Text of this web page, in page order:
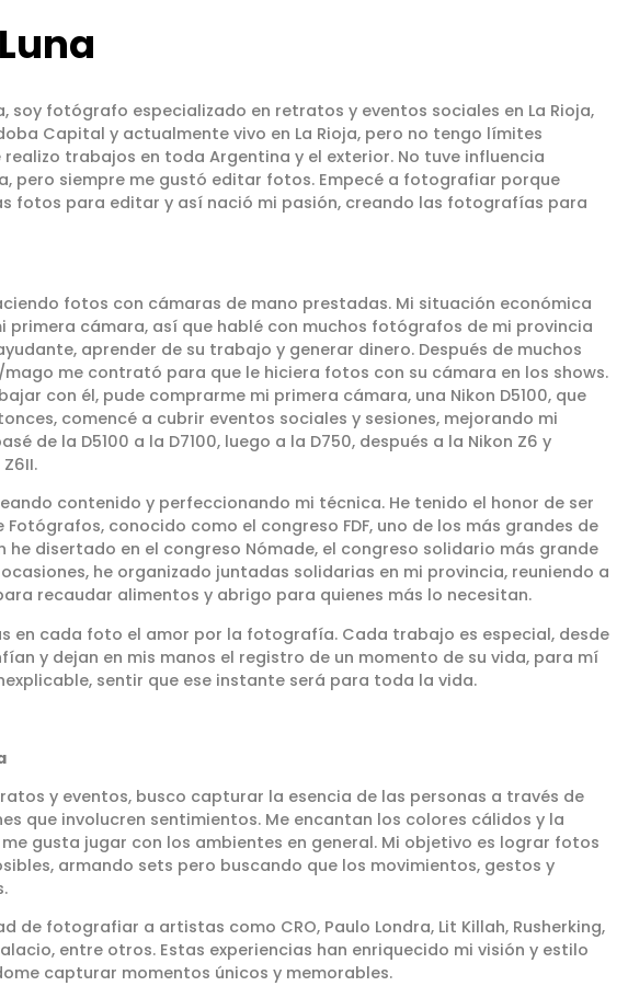
soy fotógrafo especializado en retratos y eventos sociales en La Rioja,
Capital y actualmente vivo en La Rioja, pero no tengo límites
trabajos en toda Argentina y el exterior. No tuve influencia
pero siempre me gustó editar fotos. Empecé a fotografiar porque
fotos para editar y así nació mi pasión, creando las fotografías para
fotos con cámaras de mano prestadas. Mi situación económica
primera cámara, así que hablé con muchos fotógrafos de mi provincia
aprender de su trabajo y generar dinero. Después de muchos
me contrató para que le hiciera fotos con su cámara en los shows.
con él, pude comprarme mi primera cámara, una Nikon D5100, que
comencé a cubrir eventos sociales y sesiones, mejorando mi
de la D5100 a la D7100, luego a la D750, después a la Nikon Z6 y
contenido y perfeccionando mi técnica. He tenido el honor de ser
conocido como el congreso FDF, uno de los más grandes de
he disertado en el congreso Nómade, el congreso solidario más grande
he organizado juntadas solidarias en mi provincia, reuniendo a
recaudar alimentos y abrigo para quienes más lo necesitan.
en cada foto el amor por la fotografía. Cada trabajo es especial, desde
y dejan en mis manos el registro de un momento de su vida, para mí
sentir que ese instante será para toda la vida.
y eventos, busco capturar la esencia de las personas a través de
que involucren sentimientos. Me encantan los colores cálidos y la
gusta jugar con los ambientes en general. Mi objetivo es lograr fotos
armando sets pero buscando que los movimientos, gestos y
de fotografiar a artistas como CRO, Paulo Londra, Lit Killah, Rusherking,
entre otros. Estas experiencias han enriquecido mi visión y estilo
capturar momentos únicos y memorables.